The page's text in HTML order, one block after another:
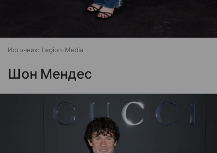
Источник: Legion-Media
Шон Мендес